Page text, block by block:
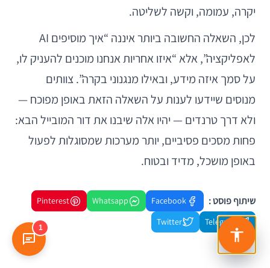
יקרה, עמומה, וקשה לשליטה.
לכן, השאלה החשובה ביותר איננה “איך מוסיפים AI
לאפליקציה”, אלא “איזו אחריות אנחנו מוכנים להעניק לו,
על סמך איזה מידע, ובאילו מנגנוני בקרה”. צוותים
מנוסים שיידעו לענות על השאלה הזאת באופן מפוכח —
ולא דרך טרנדים — יהיו אלה שיבנו את דור המובייל הבא:
פחות מסכים פסיביים, יותר מערכות שמסוגלות לפעול
באופן מושכל, מדיד ובטוח.
שיתוף פוסט : Facebook
Whatsapp
Pinterest
Telegram
Twitter
1